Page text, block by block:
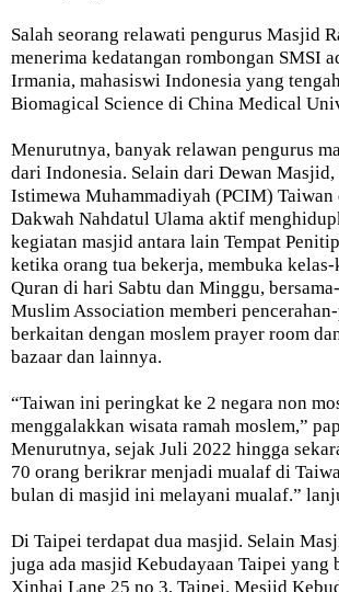
Salah seorang relawati pengurus Masjid
menerima kedatangan rombongan SMSI
Irmania, mahasiswi Indonesia yang
Biomagical Science di China Medical
Menurutnya, banyak relawan pengurus
dari Indonesia. Selain dari Dewan Masjid,
Istimewa Muhammadiyah (PCIM) Taiwan
Dakwah Nahdatul Ulama aktif
kegiatan masjid antara lain Tempat
ketika orang tua bekerja, membuka
Quran di hari Sabtu dan Minggu,
Muslim Association memberi
berkaitan dengan moslem prayer room
bazaar dan lainnya.
“Taiwan ini peringkat ke 2 negara non
menggalakkan wisata ramah moslem,”
Menurutnya, sejak Juli 2022 hingga
70 orang berikrar menjadi mualaf di
bulan di masjid ini melayani mualaf.”
Di Taipei terdapat dua masjid. Selain
juga ada masjid Kebudayaan Taipei
Xinhai Lane 25 no 3, Taipei. Mesjid